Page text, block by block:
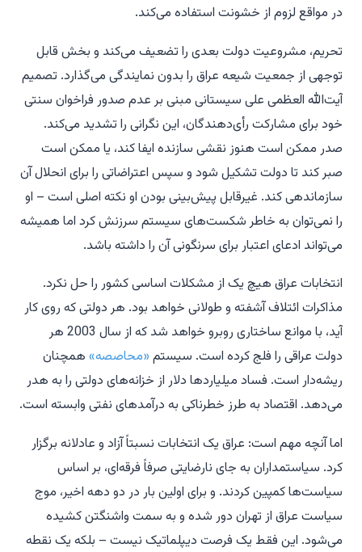
در مواقع لزوم از خشونت استفاده می‌کند.
تحریم، مشروعیت دولت بعدی را تضعیف می‌کند و بخش قابل
توجهی از جمعیت شیعه عراق را بدون نمایندگی می‌گذارد. تصمیم
آیت‌الله العظمی علی سیستانی مبنی بر عدم صدور فراخوان سنتی
خود برای مشارکت رأی‌دهندگان، این نگرانی را تشدید می‌کند.
صدر ممکن است هنوز نقشی سازنده ایفا کند، یا ممکن است
صبر کند تا دولت تشکیل شود و سپس اعتراضاتی را برای انحلال آن
سازماندهی کند. غیرقابل پیش‌بینی بودن او نکته اصلی است – او
را نمی‌توان به خاطر شکست‌های سیستم سرزنش کرد اما همیشه
می‌تواند ادعای اعتبار برای سرنگونی آن را داشته باشد.
انتخابات عراق هیچ یک از مشکلات اساسی کشور را حل نکرد.
مذاکرات ائتلاف آشفته و طولانی خواهد بود. هر دولتی که روی کار
آید، با موانع ساختاری روبرو خواهد شد که از سال 2003 هر
دولت عراقی را فلج کرده است. سیستم «محاصصه» همچنان
ریشه‌دار است. فساد میلیاردها دلار از خزانه‌های دولتی را به هدر
می‌دهد. اقتصاد به طرز خطرناکی به درآمدهای نفتی وابسته است.
اما آنچه مهم است: عراق یک انتخابات نسبتاً آزاد و عادلانه برگزار
کرد. سیاستمداران به جای نارضایتی صرفاً فرقه‌ای، بر اساس
سیاست‌ها کمپین کردند. و برای اولین بار در دو دهه اخیر، موج
سیاست عراق از تهران دور شده و به سمت واشنگتن کشیده
می‌شود. این فقط یک فرصت دیپلماتیک نیست – بلکه یک نقطه